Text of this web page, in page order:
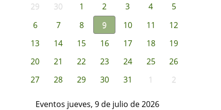
29 30 1 2 3 4
5
6
7 8 9 10 11
12
13
14 15 16 17 18
19
20
21 22 23 24 25
26
27
28 29 30 31 1 2
Eventos jueves, 9 de julio de 2026